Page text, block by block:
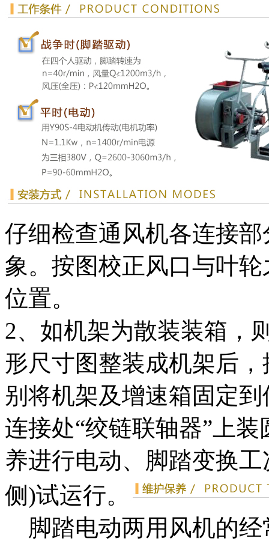
仔细检查通风机各连接
象。按图校正风口与叶
位置。
2、如机架为散装装箱，
形尺寸图整装成机架后
别将机架及增速箱固定
连接处“绞链联轴器”上
养进行电动、脚踏变换
侧)试运行。
脚踏电动两用风机的经